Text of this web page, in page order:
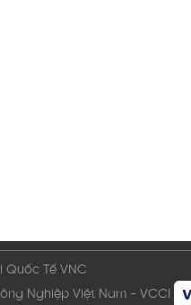
Tế VNC
Nghiệp Việt Nam - VCCI